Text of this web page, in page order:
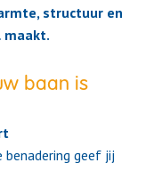
structuur en
maakt.
baan is
geef jij